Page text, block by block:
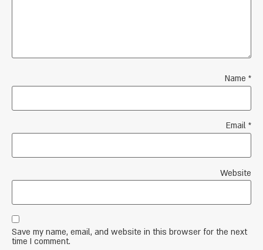
Name *
Email *
Website
Save my name, email, and website in this browser for the next
time I comment.